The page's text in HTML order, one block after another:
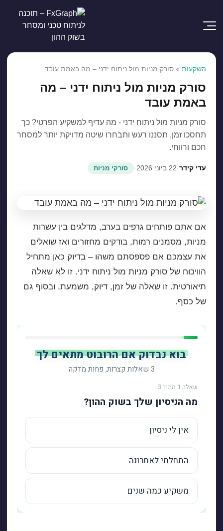
השקעות » סורק מניות מול ניתוח ידני – מה באמת עובד
סורק מניות מול ניתוח ידני – מה
באמת עובד
סורק מניות מול ניתוח ידני - מה עדיף למשקיע הפרטי? כך
תחסכו זמן, תסננו רעש ותבחרו שיטה מדויקת יותר למסחר
חכם ורווחי.
עדי קידר·22 ביוני 2026 · סורקי מניות
אם אתם פותחים גרפים בערב, מדלגים בין עשרות
מניות, מסמנים רמות, בודקים מחזורים ואז שואלים
את עצמכם אם פספסתם משהו – בדיוק כאן מתחיל
הוויכוח של סורק מניות מול ניתוח ידני. זו לא שאלה
תיאורטית. זו שאלה של זמן, דיוק, משמעת, ובסוף גם
של כסף.